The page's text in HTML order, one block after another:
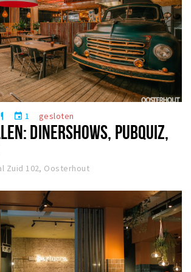
event 1 gesloten
DINERSHOWS, PUBQUIZ,
Zuid 102, Oosterhout